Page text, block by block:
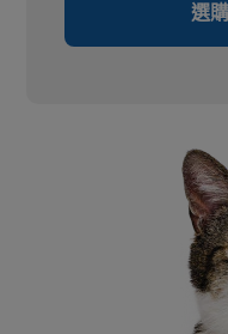
選